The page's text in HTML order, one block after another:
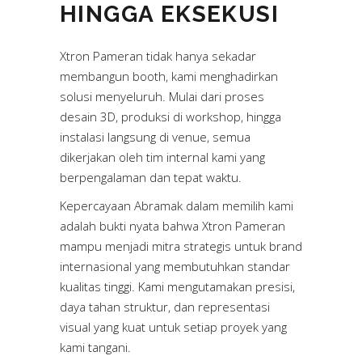
HINGGA EKSEKUSI
Xtron Pameran tidak hanya sekadar
membangun booth, kami menghadirkan
solusi menyeluruh. Mulai dari proses
desain 3D, produksi di workshop, hingga
instalasi langsung di venue, semua
dikerjakan oleh tim internal kami yang
berpengalaman dan tepat waktu.
Kepercayaan Abramak dalam memilih kami
adalah bukti nyata bahwa Xtron Pameran
mampu menjadi mitra strategis untuk brand
internasional yang membutuhkan standar
kualitas tinggi. Kami mengutamakan presisi,
daya tahan struktur, dan representasi
visual yang kuat untuk setiap proyek yang
kami tangani.